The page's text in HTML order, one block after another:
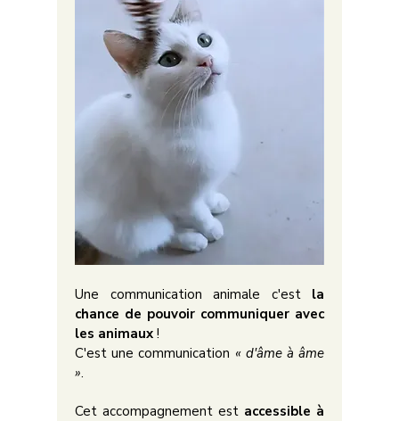
Une communication animale c'est la
chance de pouvoir communiquer avec
les animaux !
C'est une communication « d'âme à âme
».​​
Cet accompagnement est accessible à